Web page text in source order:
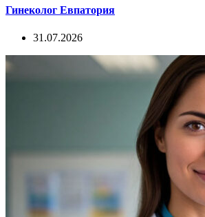
Гинеколог Евпатория
31.07.2026